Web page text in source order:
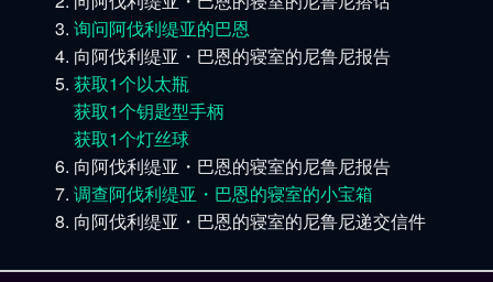
询问阿伐利缇亚的巴恩
向阿伐利缇亚・巴恩的寝室的尼鲁尼报告
获取1个以太瓶
获取1个钥匙型手柄
获取1个灯丝球
向阿伐利缇亚・巴恩的寝室的尼鲁尼报告
调查阿伐利缇亚・巴恩的寝室的小宝箱
向阿伐利缇亚・巴恩的寝室的尼鲁尼递交信件